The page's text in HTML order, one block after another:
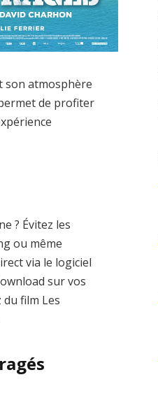
son atmosphère
de profiter
? Évitez les
ou même
via le logiciel
sur vos
film Les